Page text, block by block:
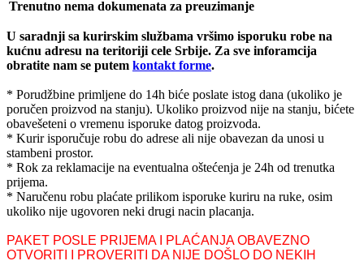
Trenutno nema dokumenata za preuzimanje
U saradnji sa kurirskim službama vršimo isporuku robe na
kućnu adresu na teritoriji cele Srbije. Za sve inforamcija
obratite nam se putem kontakt forme.
* Porudžbine primljene do 14h biće poslate istog dana (ukoliko je
poručen proizvod na stanju). Ukoliko proizvod nije na stanju, bićete
obavešeteni o vremenu isporuke datog proizvoda.
* Kurir isporučuje robu do adrese ali nije obavezan da unosi u
stambeni prostor.
* Rok za reklamacije na eventualna oštećenja je 24h od trenutka
prijema.
* Naručenu robu plaćate prilikom isporuke kuriru na ruke, osim
ukoliko nije ugovoren neki drugi nacin placanja.
PAKET POSLE PRIJEMA I PLAĆANJA OBAVEZNO
OTVORITI I PROVERITI DA NIJE DOŠLO DO NEKIH